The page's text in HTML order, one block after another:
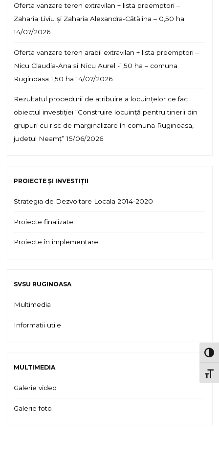
Oferta vanzare teren extravilan + lista preemptori –
Zaharia Liviu și Zaharia Alexandra-Cătălina – 0,50 ha
14/07/2026
Oferta vanzare teren arabil extravilan + lista preemptori –
Nicu Claudia-Ana și Nicu Aurel -1,50 ha – comuna
Ruginoasa 1,50 ha 14/07/2026
Rezultatul procedurii de atribuire a locuințelor ce fac
obiectul investiției “Construire locuință pentru tinerii din
grupuri cu risc de marginalizare în comuna Ruginoasa,
județul Neamț” 15/06/2026
PROIECTE ȘI INVESTIȚII
Strategia de Dezvoltare Locala 2014-2020
Proiecte finalizate
Proiecte în implementare
SVSU RUGINOASA
Multimedia
Informatii utile
MULTIMEDIA
Galerie video
Galerie foto